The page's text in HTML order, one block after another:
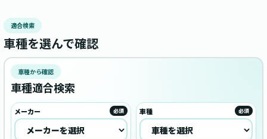
適合検索
車種を選んで確認
車種から確認
車種適合検索
メーカー 必須 車種 必須